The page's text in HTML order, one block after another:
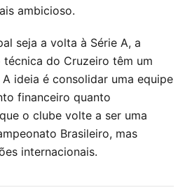
ambicioso.
seja a volta à Série A, a
do Cruzeiro têm um
ideia é consolidar uma equipe
financeiro quanto
o clube volte a ser uma
Brasileiro, mas
internacionais.